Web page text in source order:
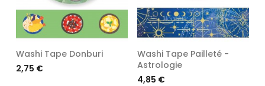
Washi Tape Donburi
Prix
2,75 €
Washi Tape Pailleté -
Astrologie
Prix
4,85 €